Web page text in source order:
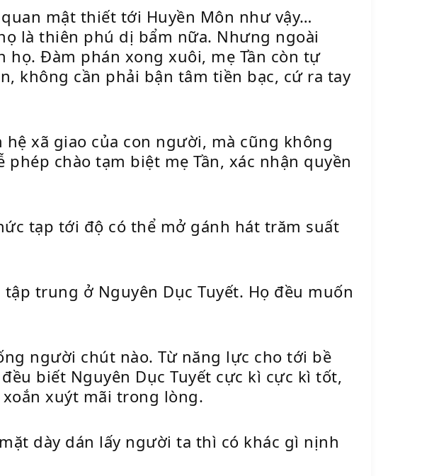
mật thiết tới Huyền Môn như vậy…
là thiên phú dị bẩm nữa. Nhưng ngoài
Đàm phán xong xuôi, mẹ Tần còn tự
không cần phải bận tâm tiền bạc, cứ ra tay
xã giao của con người, mà cũng không
chào tạm biệt mẹ Tần, xác nhận quyền
tạp tới độ có thể mở gánh hát trăm suất
trung ở Nguyên Dục Tuyết. Họ đều muốn
người chút nào. Từ năng lực cho tới bề
biết Nguyên Dục Tuyết cực kì cực kì tốt,
xuýt mãi trong lòng.
dày dán lấy người ta thì có khác gì nịnh